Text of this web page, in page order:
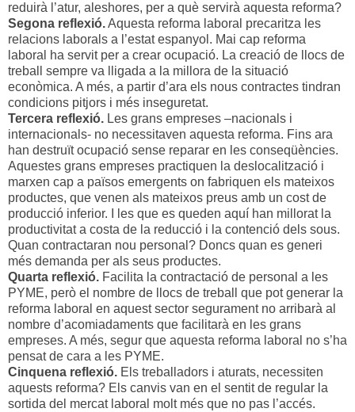
reduirà l’atur, aleshores, per a què servirà aquesta reforma?
Segona reflexió.Aquesta reforma laboral precaritza les
relacions laborals a l’estat espanyol. Mai cap reforma
laboral ha servit per a crear ocupació. La creació de llocs de
treball sempre va lligada a la millora de la situació
econòmica. A més, a partir d’ara els nous contractes tindran
condicions pitjors i més inseguretat.
Tercera reflexió. Les grans empreses –nacionals i
internacionals- no necessitaven aquesta reforma. Fins ara
han destruït ocupació sense reparar en les conseqüències.
Aquestes grans empreses practiquen la deslocalització i
marxen cap a països emergents on fabriquen els mateixos
productes, que venen als mateixos preus amb un cost de
producció inferior. I les que es queden aquí han millorat la
productivitat a costa de la reducció i la contenció dels sous.
Quan contractaran nou personal? Doncs quan es generi
més demanda per als seus productes.
Quarta reflexió. Facilita la contractació de personal a les
PYME, però el nombre de llocs de treball que pot generar la
reforma laboral en aquest sector segurament no arribarà al
nombre d’acomiadaments que facilitarà en les grans
empreses. A més, segur que aquesta reforma laboral no s’ha
pensat de cara a les PYME.
Cinquena reflexió. Els treballadors i aturats, necessiten
aquests reforma? Els canvis van en el sentit de regular la
sortida del mercat laboral molt més que no pas l’accés.